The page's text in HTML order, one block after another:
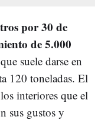
por 30 de
de 5.000
suele darse en
120 toneladas. El
interiores que el
sus gustos y